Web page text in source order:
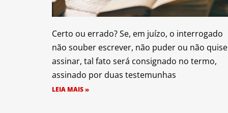
Certo ou errado? Se, em juízo, o interrogado
não souber escrever, não puder ou não
assinar, tal fato será consignado no termo,
assinado por duas testemunhas
LEIA MAIS »